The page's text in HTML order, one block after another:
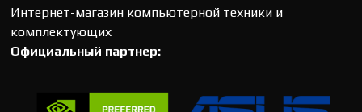
Интернет-магазин компьютерной техники и
комплектующих
Официальный партнер: